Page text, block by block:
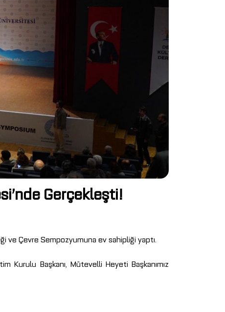
Gerçekleşti!
ve Çevre Sempozyumuna ev sahipliği yaptı.
Kurulu Başkanı, Mütevelli Heyeti Başkanımız